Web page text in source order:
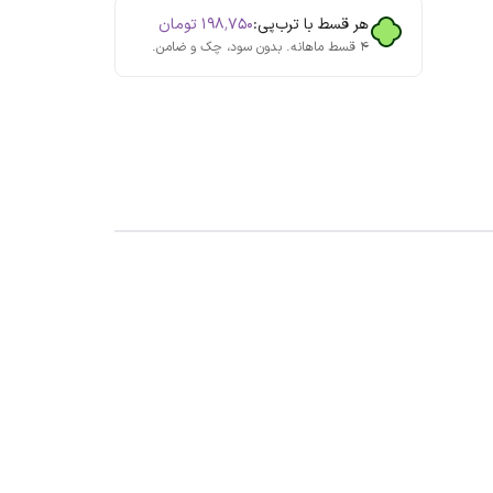
هر قسط با ترب‌پی:۱۹۸٬۷۵۰تومان
۴ قسط ماهانه. بدون سود، چک و ضامن.